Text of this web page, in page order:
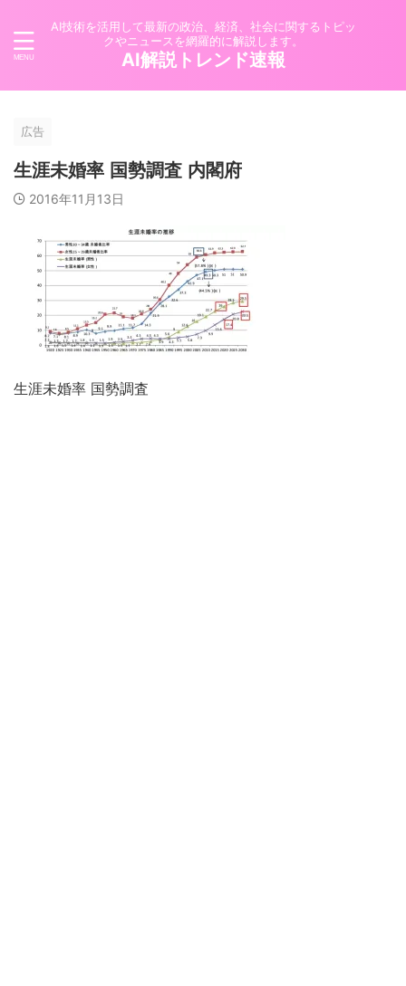
AI技術を活用して最新の政治、経済、社会に関するトピッ
クやニュースを網羅的に解説します。
AI解説トレンド速報
広告
生涯未婚率 国勢調査 内閣府
2016年11月13日
生涯未婚率 国勢調査